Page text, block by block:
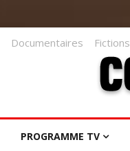
Documentaires Fictions
PROGRAMME TV